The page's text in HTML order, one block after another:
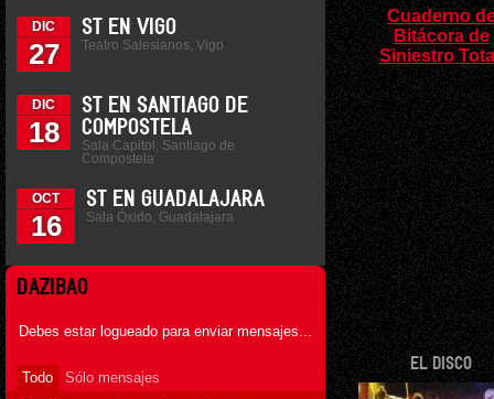
DIC
27
ST EN VIGO
Teatro Salesianos, Vigo
DIC
18
ST EN SANTIAGO DE
COMPOSTELA
Sala Capitol, Santiago de
Compostela
OCT
16
ST EN GUADALAJARA
Sala Óxido, Guadalajara
DAZIBAO
Debes estar logueado para enviar mensajes...
Todo
Sólo mensajes
Cuaderno
Bitácora de
Siniestro
EL DISCO